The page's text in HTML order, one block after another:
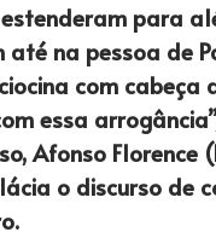
para
até na pessoa de
com cabeça
essa
Afonso Florence
o discurso de